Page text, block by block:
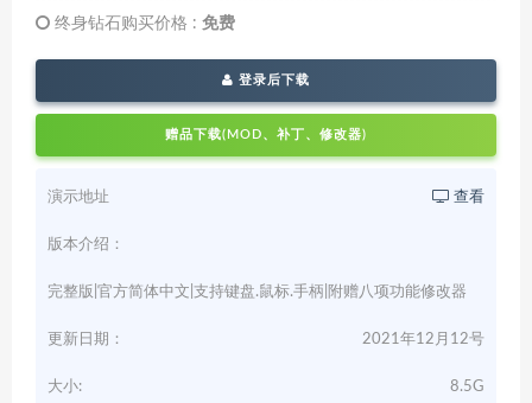
终身钻石购买价格 : 免费
登录后下载
赠品下载(MOD、补丁、修改器)
演示地址 查看
版本介绍：
完整版|官方简体中文|支持键盘.鼠标.手柄|附赠八项功能修改器
更新日期： 2021年12月12号
大小: 8.5G